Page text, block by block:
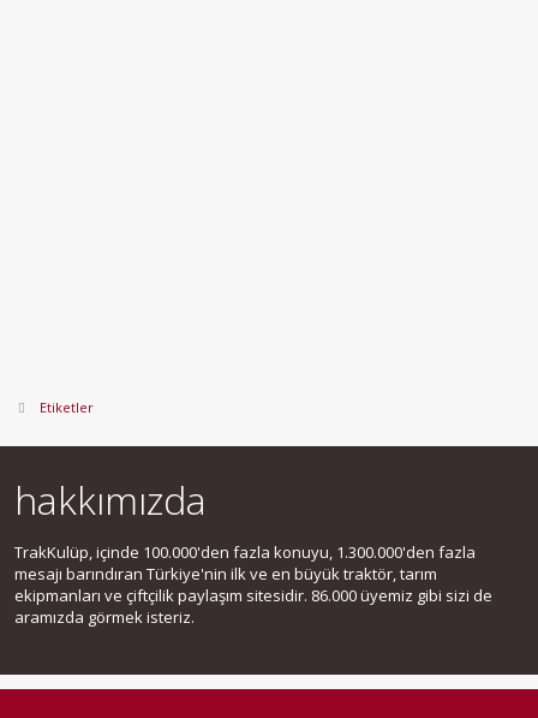
Etiketler
hakkımızda
TrakKulüp, içinde 100.000'den fazla konuyu, 1.300.000'den fazla
mesajı barındıran Türkiye'nin ilk ve en büyük traktör, tarım
ekipmanları ve çiftçilik paylaşım sitesidir. 86.000 üyemiz gibi sizi de
aramızda görmek isteriz.